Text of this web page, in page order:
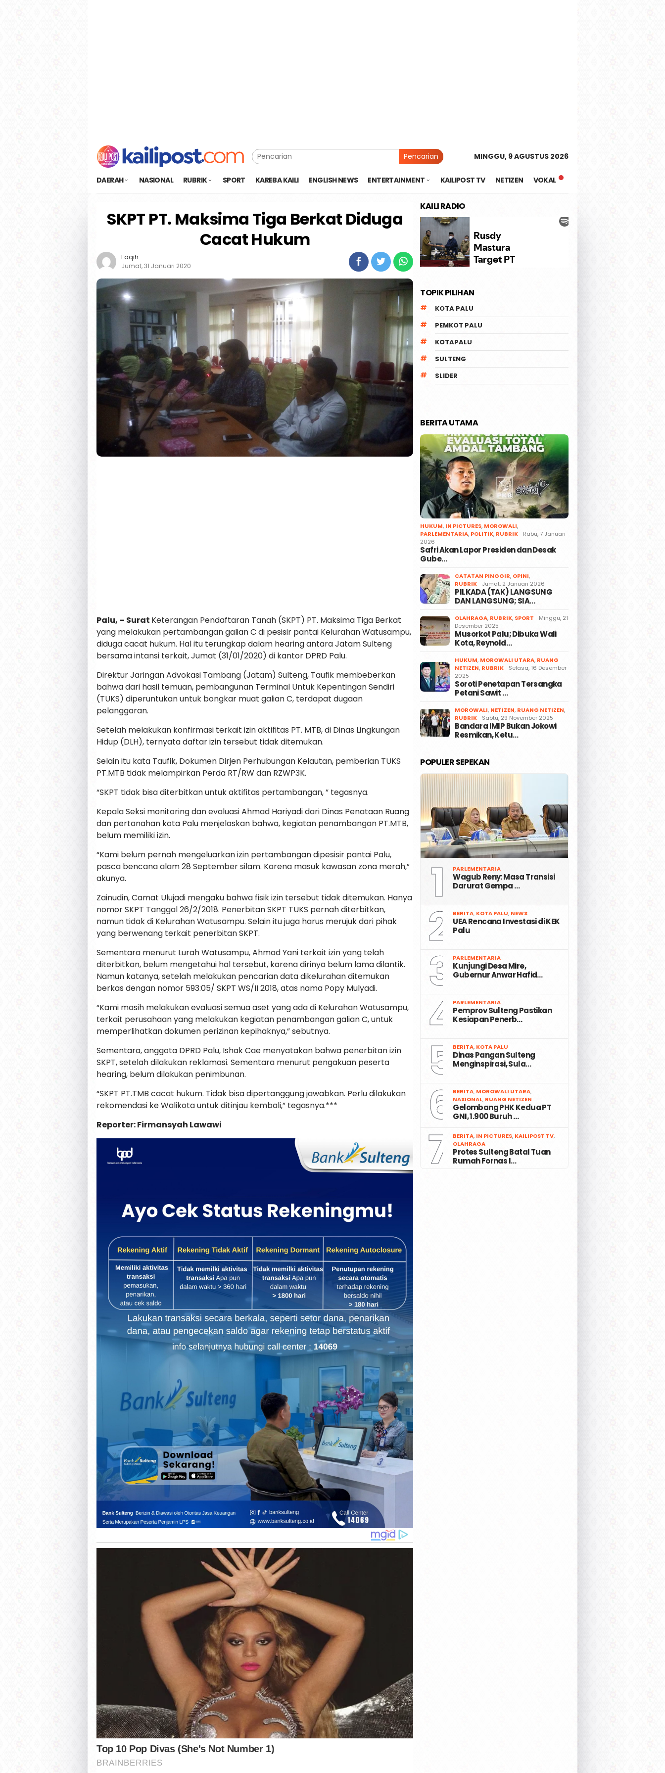
Pencarian MINGGU, 9 AGUSTUS 2026
DAERAH NASIONAL RUBRIK SPORT KAREBA KAILI ENGLISH NEWS ENTERTAINMENT KAILIPOST TV NETIZEN VOKAL
SKPT PT. Maksima Tiga Berkat Diduga
Cacat Hukum
Faqih
Jumat, 31 Januari 2020
Palu, – Surat Keterangan Pendaftaran Tanah (SKPT) PT. Maksima Tiga Berkat
yang melakukan pertambangan galian C di pesisir pantai Kelurahan Watusampu,
diduga cacat hukum. Hal itu terungkap dalam hearing antara Jatam Sulteng
bersama intansi terkait, Jumat (31/01/2020) di kantor DPRD Palu.
Direktur Jaringan Advokasi Tambang (Jatam) Sulteng, Taufik membeberkan
bahwa dari hasil temuan, pembangunan Terminal Untuk Kepentingan Sendiri
(TUKS) diperuntukan untuk bongkar muat galian C, terdapat dugaan
pelanggaran.
Setelah melakukan konfirmasi terkait izin aktifitas PT. MTB, di Dinas Lingkungan
Hidup (DLH), ternyata daftar izin tersebut tidak ditemukan.
Selain itu kata Taufik, Dokumen Dirjen Perhubungan Kelautan, pemberian TUKS
PT.MTB tidak melampirkan Perda RT/RW dan RZWP3K.
“SKPT tidak bisa diterbitkan untuk aktifitas pertambangan, ” tegasnya.
Kepala Seksi monitoring dan evaluasi Ahmad Hariyadi dari Dinas Penataan Ruang
dan pertanahan kota Palu menjelaskan bahwa, kegiatan penambangan PT.MTB,
belum memiliki izin.
“Kami belum pernah mengeluarkan izin pertambangan dipesisir pantai Palu,
pasca bencana alam 28 September silam. Karena masuk kawasan zona merah,”
akunya.
Zainudin, Camat Ulujadi mengaku bahwa fisik izin tersebut tidak ditemukan. Hanya
nomor SKPT Tanggal 26/2/2018. Penerbitan SKPT TUKS pernah diterbitkan,
namun tidak di Kelurahan Watusampu. Selain itu juga harus merujuk dari pihak
yang berwenang terkait penerbitan SKPT.
Sementara menurut Lurah Watusampu, Ahmad Yani terkait izin yang telah
diterbitkan, belum mengetahui hal tersebut, karena dirinya belum lama dilantik.
Namun katanya, setelah melakukan pencarian data dikelurahan ditemukan
berkas dengan nomor 593:05/ SKPT WS/II 2018, atas nama Popy Mulyadi.
“Kami masih melakukan evaluasi semua aset yang ada di Kelurahan Watusampu,
terkait perusahaan yang melakukan kegiatan penambangan galian C, untuk
memperlihatkan dokumen perizinan kepihaknya,” sebutnya.
Sementara, anggota DPRD Palu, Ishak Cae menyatakan bahwa penerbitan izin
SKPT, setelah dilakukan reklamasi. Sementara menurut pengakuan peserta
hearing, belum dilakukan penimbunan.
“SKPT PT.TMB cacat hukum. Tidak bisa dipertanggung jawabkan. Perlu dilakukan
rekomendasi ke Walikota untuk ditinjau kembali,” tegasnya.***
Reporter: Firmansyah Lawawi
KAILI RADIO
TOPIK PILIHAN
KOTA PALU
PEMKOT PALU
KOTAPALU
SULTENG
SLIDER
BERITA UTAMA
HUKUM, IN PICTURES, MOROWALI,
PARLEMENTARIA, POLITIK, RUBRIK
Rabu, 7 Januari
2026
Safri Akan Lapor Presiden dan Desak
Gube…
CATATAN PINGGIR, OPINI,
RUBRIK
Jumat, 2 Januari 2026
PILKADA (TAK) LANGSUNG
DAN LANGSUNG; SIA…
OLAHRAGA, RUBRIK, SPORT
Minggu, 21
Desember 2025
Musorkot Palu; Dibuka Wali
Kota, Reynold…
HUKUM, MOROWALI UTARA, RUANG
NETIZEN, RUBRIK
Selasa, 16 Desember
2025
Soroti Penetapan Tersangka
Petani Sawit …
MOROWALI, NETIZEN, RUANG NETIZEN,
RUBRIK
Sabtu, 29 November 2025
Bandara IMIP Bukan Jokowi
Resmikan, Ketu…
POPULER SEPEKAN
1 PARLEMENTARIA
Wagub Reny: Masa Transisi
Darurat Gempa …
2 BERITA, KOTA PALU, NEWS
UEA Rencana Investasi di KEK
Palu
3 PARLEMENTARIA
Kunjungi Desa Mire,
Gubernur Anwar Hafid…
4 PARLEMENTARIA
Pemprov Sulteng Pastikan
Kesiapan Penerb…
5 BERITA, KOTA PALU
Dinas Pangan Sulteng
Menginspirasi, Sula…
6 BERITA, MOROWALI UTARA,
NASIONAL, RUANG NETIZEN
Gelombang PHK Kedua PT
GNI, 1.900 Buruh …
7 BERITA, IN PICTURES, KAILIPOST TV,
OLAHRAGA
Protes Sulteng Batal Tuan
Rumah Fornas I…